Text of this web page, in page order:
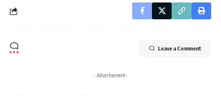
Leave a Comment
- Advertisement -